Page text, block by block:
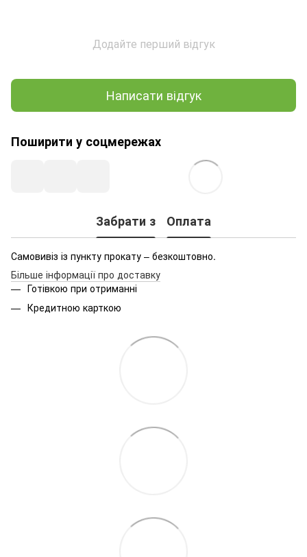
Додайте перший відгук
Написати відгук
Поширити у соцмережах
Забрати з Оплата
Самовивіз із пункту прокату – безкоштовно.
Більше інформації про доставку
Готівкою при отриманні
Кредитною карткою